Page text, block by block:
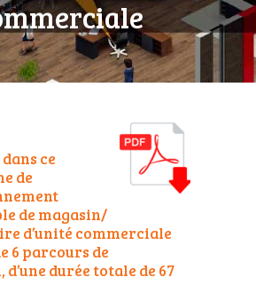
ce
de
de magasin/
d’unité commerciale
6 parcours de
durée totale de 67